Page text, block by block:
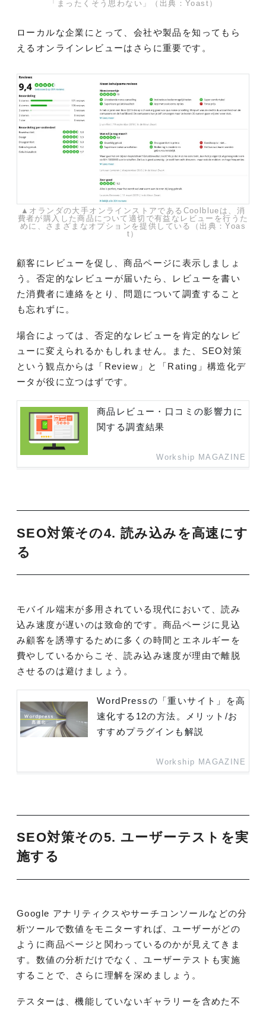
「まったくそう思わない」（出典：Yoast）
ローカルな企業にとって、会社や製品を知ってもら
えるオンラインレビューはさらに重要です。
▲オランダの大手オンラインストアであるCoolblueは、消
費者が購入した商品について適切で有益なレビューを行うた
めに、さまざまなオプションを提供している（出典：Yoas
t）
顧客にレビューを促し、商品ページに表示しましょ
う。否定的なレビューが届いたら、レビューを書い
た消費者に連絡をとり、問題について調査すること
も忘れずに。
場合によっては、否定的なレビューを肯定的なレビ
ューに変えられるかもしれません。また、SEO対策
という観点からは「Review」と「Rating」構造化デ
ータが役に立つはずです。
商品レビュー・口コミの影響力に
関する調査結果
Workship MAGAZINE
SEO対策その4. 読み込みを高速にす
る
モバイル端末が多用されている現代において、読み
込み速度が遅いのは致命的です。商品ページに見込
み顧客を誘導するために多くの時間とエネルギーを
費やしているからこそ、読み込み速度が理由で離脱
させるのは避けましょう。
WordPressの「重いサイト」を高
速化する12の方法。メリット/お
すすめプラグインも解説
Workship MAGAZINE
SEO対策その5. ユーザーテストを実
施する
Google アナリティクスやサーチコンソールなどの分
析ツールで数値をモニターすれば、ユーザーがどの
ように商品ページと関わっているのかが見えてきま
す。数値の分析だけでなく、ユーザーテストも実施
することで、さらに理解を深めましょう。
テスターは、機能していないギャラリーを含めた不